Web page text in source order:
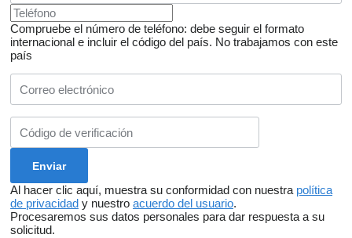
Compruebe el número de teléfono: debe seguir el formato
internacional e incluir el código del país. No trabajamos con este
país
Al hacer clic aquí, muestra su conformidad con nuestra política
de privacidad y nuestro acuerdo del usuario.
Procesaremos sus datos personales para dar respuesta a su
solicitud.